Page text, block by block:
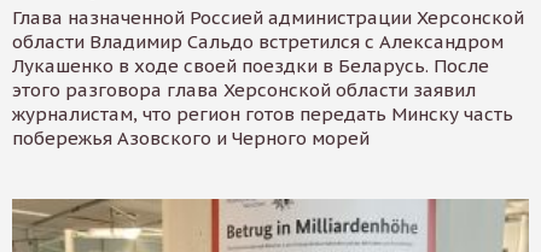
Глава назначенной Россией администрации Херсонской
области Владимир Сальдо встретился с Александром
Лукашенко в ходе своей поездки в Беларусь. После
этого разговора глава Херсонской области заявил
журналистам, что регион готов передать Минску часть
побережья Азовского и Черного морей